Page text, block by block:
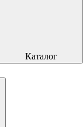
Каталог